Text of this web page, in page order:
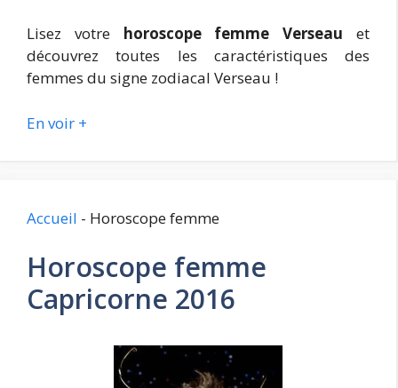
Lisez votre horoscope femme Verseau et
découvrez toutes les caractéristiques des
femmes du signe zodiacal Verseau !
En voir +
Accueil - Horoscope femme
Horoscope femme
Capricorne 2016